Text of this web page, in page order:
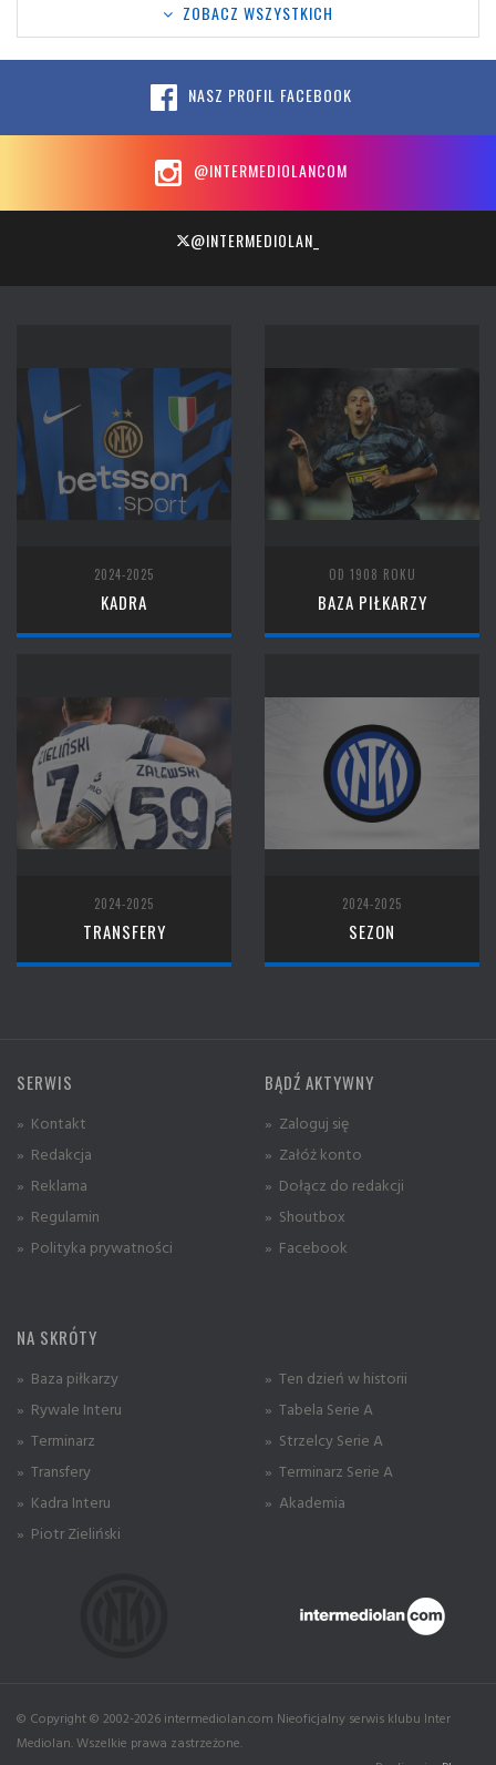
ZOBACZ WSZYSTKICH
NASZ PROFIL FACEBOOK
@INTERMEDIOLANCOM
@INTERMEDIOLAN_
2024-2025
KADRA
OD 1908 ROKU
BAZA PIŁKARZY
2024-2025
TRANSFERY
2024-2025
SEZON
SERWIS
» Kontakt
» Redakcja
» Reklama
» Regulamin
» Polityka prywatności
BĄDŹ AKTYWNY
» Zaloguj się
» Załóż konto
» Dołącz do redakcji
» Shoutbox
» Facebook
NA SKRÓTY
» Baza piłkarzy
» Rywale Interu
» Terminarz
» Transfery
» Kadra Interu
» Piotr Zieliński
» Ten dzień w historii
» Tabela Serie A
» Strzelcy Serie A
» Terminarz Serie A
» Akademia
© Copyright © 2002-2026 intermediolan.com Nieoficjalny serwis klubu Inter
Mediolan. Wszelkie prawa zastrzeżone.